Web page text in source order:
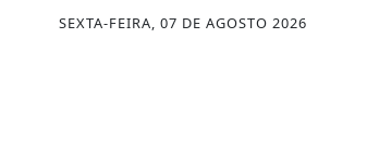
SEXTA-FEIRA, 07 DE AGOSTO 2026